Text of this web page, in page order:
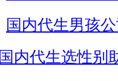
国内代生男孩公
国内代生选性别